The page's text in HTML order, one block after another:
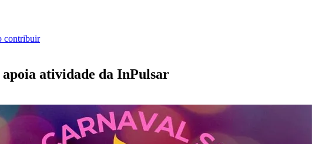
contribuir
atividade da InPulsar